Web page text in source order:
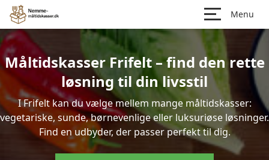
Menu
Måltidskasser Frifelt – find den rette
løsning til din livsstil
I Frifelt kan du vælge mellem mange måltidskasser:
vegetariske, sunde, børnevenlige eller luksuriøse løsninger.
Find en udbyder, der passer perfekt til dig.